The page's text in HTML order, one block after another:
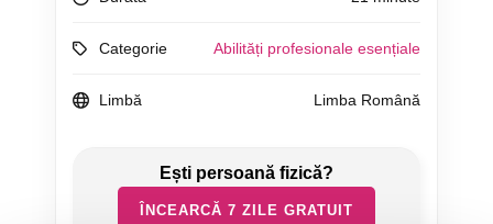
Categorie Abilități profesionale esențiale
Limbă Limba Română
ÎNCEARCĂ 7 ZILE GRATUIT